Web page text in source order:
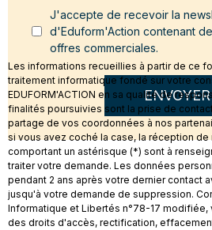
J'accepte de recevoir la
d'Eduform'Action contenant
offres commerciales.
ENVOYER
Les informations recueillies à partir de ce
traitement informatique fondé sur votre
EDUFORM'ACTION en sa qualité de
finalités poursuivies sont la prise de
partage de vos coordonnées à nos
si vous avez coché la case, la réception
comportant un astérisque (*) sont à
traiter votre demande. Les données
pendant 2 ans après votre dernier contact
jusqu'à votre demande de suppression.
Informatique et Libertés n°78-17
des droits d'accès, rectification,